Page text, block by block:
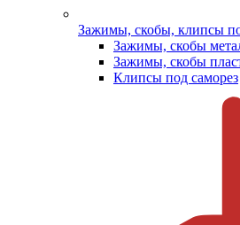
Зажимы, скобы, клипсы
Зажимы, скобы
Зажимы, скобы
Клипсы под саморез